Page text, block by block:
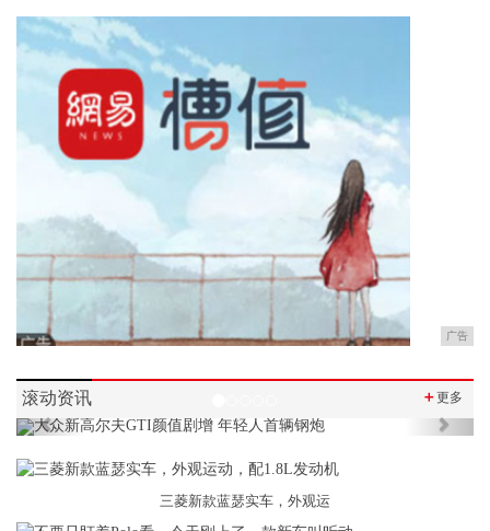
广告
滚动资讯 ＋更多
Previous Next
三菱新款蓝瑟实车，外观运